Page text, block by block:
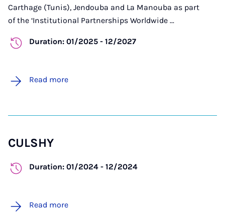
Carthage (Tunis), Jendouba and La Manouba as part
of the ‘Institutional Partnerships Worldwide ...
Duration: 01/2025 - 12/2027
Read more
CULSHY
Duration: 01/2024 - 12/2024
Read more